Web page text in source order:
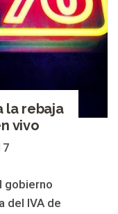
la rebaja
vivo
gobierno
del IVA de